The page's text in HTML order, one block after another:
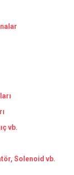
vb.
Solenoid vb.